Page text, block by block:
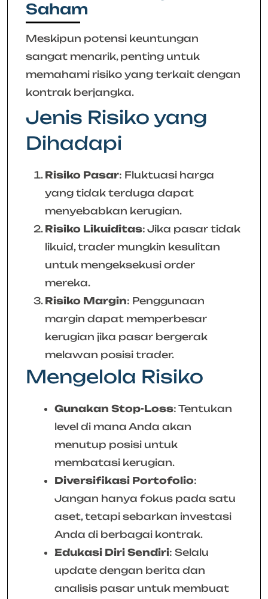
Saham
Meskipun potensi keuntungan
sangat menarik, penting untuk
memahami risiko yang terkait dengan
kontrak berjangka.
Jenis Risiko yang
Dihadapi
Risiko Pasar: Fluktuasi harga
yang tidak terduga dapat
menyebabkan kerugian.
Risiko Likuiditas: Jika pasar tidak
likuid, trader mungkin kesulitan
untuk mengeksekusi order
mereka.
Risiko Margin: Penggunaan
margin dapat memperbesar
kerugian jika pasar bergerak
melawan posisi trader.
Mengelola Risiko
Gunakan Stop-Loss: Tentukan
level di mana Anda akan
menutup posisi untuk
membatasi kerugian.
Diversifikasi Portofolio:
Jangan hanya fokus pada satu
aset, tetapi sebarkan investasi
Anda di berbagai kontrak.
Edukasi Diri Sendiri: Selalu
update dengan berita dan
analisis pasar untuk membuat